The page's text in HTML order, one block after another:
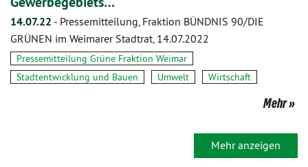
14.07.22 - Pressemitteilung, Fraktion BÜNDNIS 90/DIE
GRÜNEN im Weimarer Stadtrat, 14.07.2022
Pressemitteilung Grüne Fraktion Weimar
Stadtentwicklung und Bauen
Umwelt Wirtschaft
Mehr
Mehr anzeigen